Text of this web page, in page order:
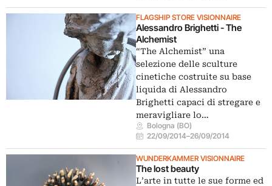
FLAGSHIP STORE VISIONNAIRE
Alessandro Brighetti - The
Alchemist
“The Alchemist” una
selezione delle sculture
cinetiche costruite su base
liquida di Alessandro
Brighetti capaci di stregare e
meravigliare lo…
Bologna (BO)
22/09/2014–26/09/2014
WUNDERKAMMER VISIONNAIRE
The lost beauty
L’arte in tutte le sue forme ed